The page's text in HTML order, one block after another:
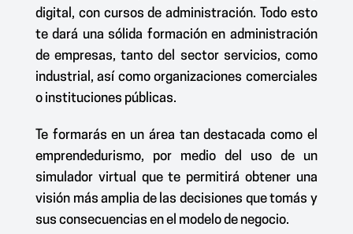
digital, con cursos de administración. Todo esto
te dará una sólida formación en administración
de empresas, tanto del sector servicios, como
industrial, así como organizaciones comerciales
o instituciones públicas.
Te formarás en un área tan destacada como el
emprendedurismo, por medio del uso de un
simulador virtual que te permitirá obtener una
visión más amplia de las decisiones que tomás y
sus consecuencias en el modelo de negocio.